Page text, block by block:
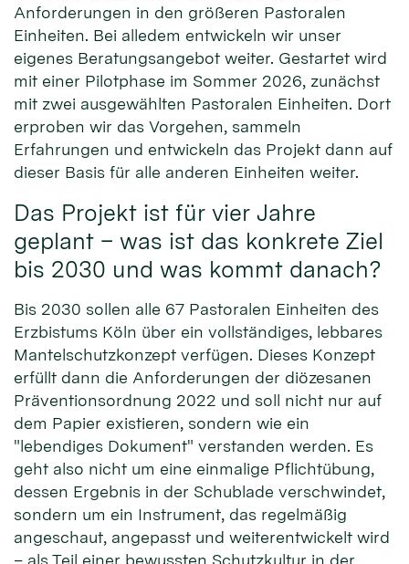
Anforderungen in den größeren Pastoralen
Einheiten. Bei alledem entwickeln wir unser
eigenes Beratungsangebot weiter. Gestartet wird
mit einer Pilotphase im Sommer 2026, zunächst
mit zwei ausgewählten Pastoralen Einheiten. Dort
erproben wir das Vorgehen, sammeln
Erfahrungen und entwickeln das Projekt dann auf
dieser Basis für alle anderen Einheiten weiter.
Das Projekt ist für vier Jahre
geplant – was ist das konkrete Ziel
bis 2030 und was kommt danach?
Bis 2030 sollen alle 67 Pastoralen Einheiten des
Erzbistums Köln über ein vollständiges, lebbares
Mantelschutzkonzept verfügen. Dieses Konzept
erfüllt dann die Anforderungen der diözesanen
Präventionsordnung 2022 und soll nicht nur auf
dem Papier existieren, sondern wie ein
"lebendiges Dokument" verstanden werden. Es
geht also nicht um eine einmalige Pflichtübung,
dessen Ergebnis in der Schublade verschwindet,
sondern um ein Instrument, das regelmäßig
angeschaut, angepasst und weiterentwickelt wird